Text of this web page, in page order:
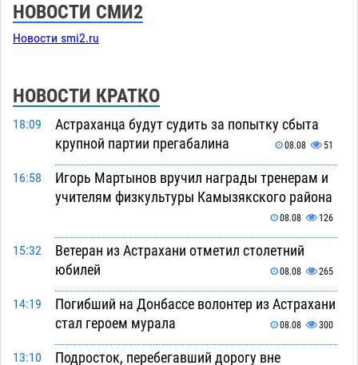
НОВОСТИ СМИ2
Новости smi2.ru
НОВОСТИ КРАТКО
18:09
Астраханца будут судить за попытку сбыта
крупной партии прегабалина
08.08 51
16:58
Игорь Мартынов вручил награды тренерам и
учителям физкультуры Камызякского района
08.08 126
15:32
Ветеран из Астрахани отметил столетний
юбилей
08.08 265
14:19
Погибший на Донбассе волонтер из Астрахани
стал героем мурала
08.08 300
13:10
Подросток, перебегавший дорогу вне